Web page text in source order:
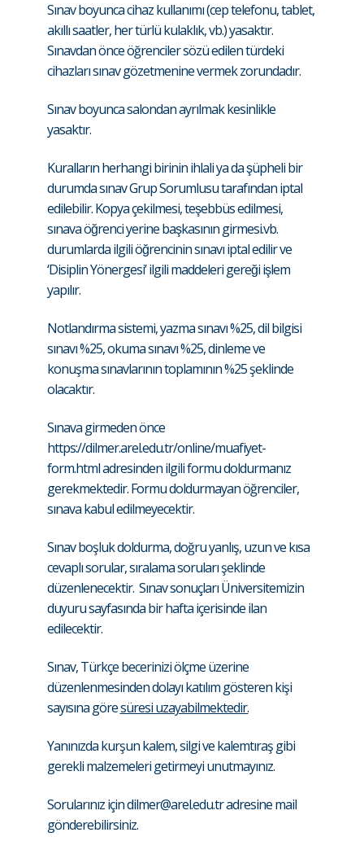
Sınav boyunca cihaz kullanımı (cep telefonu, tablet,
akıllı saatler, her türlü kulaklık, vb.) yasaktır.
Sınavdan önce öğrenciler sözü edilen türdeki
cihazları sınav gözetmenine vermek zorundadır.
Sınav boyunca salondan ayrılmak kesinlikle
yasaktır.
Kuralların herhangi birinin ihlali ya da şüpheli bir
durumda sınav Grup Sorumlusu tarafından iptal
edilebilir. Kopya çekilmesi, teşebbüs edilmesi,
sınava öğrenci yerine başkasının girmesi.vb.
durumlarda ilgili öğrencinin sınavı iptal edilir ve
‘Disiplin Yönergesi’ ilgili maddeleri gereği işlem
yapılır.
Notlandırma sistemi, yazma sınavı %25, dil bilgisi
sınavı %25, okuma sınavı %25, dinleme ve
konuşma sınavlarının toplamının %25 şeklinde
olacaktır.
Sınava girmeden önce
https://dilmer.arel.edu.tr/online/muafiyet-
form.htmladresinden ilgili formu doldurmanız
gerekmektedir. Formu doldurmayan öğrenciler,
sınava kabul edilmeyecektir.
Sınav boşluk doldurma, doğru yanlış, uzun ve kısa
cevaplı sorular, sıralama soruları şeklinde
düzenlenecektir. Sınav sonuçları Üniversitemizin
duyuru sayfasında bir hafta içerisinde ilan
edilecektir.
Sınav, Türkçe becerinizi ölçme üzerine
düzenlenmesinden dolayı katılım gösteren kişi
sayısına göresüresi uzayabilmektedir.
Yanınızda kurşun kalem, silgi ve kalemtıraş gibi
gerekli malzemeleri getirmeyi unutmayınız.
Sorularınız içindilmer@arel.edu.tradresine mail
gönderebilirsiniz.